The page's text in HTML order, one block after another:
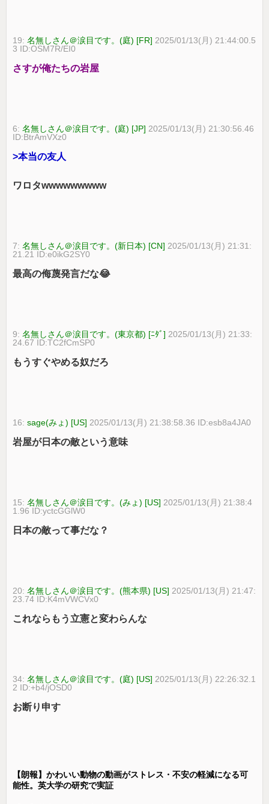
19:名無しさん＠涙目です。(庭) [FR] 2025/01/13(月) 21:44:00.5
3 ID:OSM7R/EI0
さすが俺たちの岩屋
6:名無しさん＠涙目です。(庭) [JP] 2025/01/13(月) 21:30:56.46
ID:BtrAmVXz0
>本当の友人
ワロタwwwwwwwww
7:名無しさん＠涙目です。(新日本) [CN] 2025/01/13(月) 21:31:
21.21 ID:e0ikG2SY0
最高の侮蔑発言だな😂
9:名無しさん＠涙目です。(東京都) [ﾆﾀﾞ] 2025/01/13(月) 21:33:
24.67 ID:TC2fCmSP0
もうすぐやめる奴だろ
16:sage(みょ) [US] 2025/01/13(月) 21:38:58.36 ID:esb8a4JA0
岩屋が日本の敵という意味
15:名無しさん＠涙目です。(みょ) [US] 2025/01/13(月) 21:38:4
1.96 ID:yctcGGlW0
日本の敵って事だな？
20:名無しさん＠涙目です。(熊本県) [US] 2025/01/13(月) 21:47:
23.74 ID:K4mVWCVx0
これならもう立憲と変わらんな
34:名無しさん＠涙目です。(庭) [US] 2025/01/13(月) 22:26:32.1
2 ID:+b4/jOSD0
お断り申す
【朗報】かわいい動物の動画がストレス・不安の軽減になる可
能性。英大学の研究で実証